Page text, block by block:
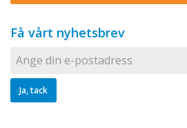
Få vårt nyhetsbrev